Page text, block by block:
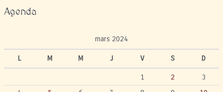
Agenda
mars 2024
L M M J V S D
1 2
3